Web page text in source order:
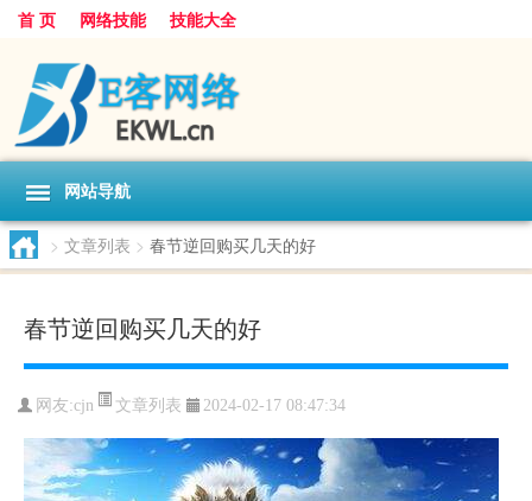
首 页 网络技能 技能大全
网站导航
> 文章列表 > 春节逆回购买几天的好
春节逆回购买几天的好
网友:cjn 文章列表 2024-02-17 08:47:34